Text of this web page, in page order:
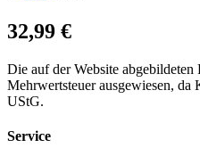
32,99 €
Die auf der Website abgebildeten
Mehrwertsteuer ausgewiesen,
UStG.
Service